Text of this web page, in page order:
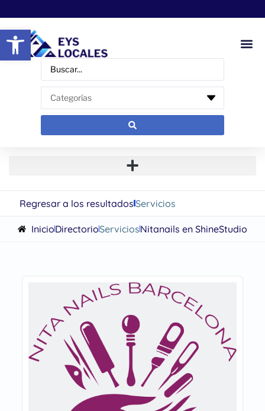
Abrir barra de herramientas
Regresar a los resultadosServicios
InicioDirectorioServiciosNitanails en ShineStudio